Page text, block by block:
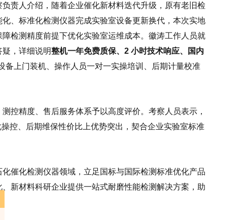
责人介绍，随着企业催化新材料迭代升级，原有老旧检
、标准化检测仪器完成实验室设备更新换代，本次实地
检测精度前提下优化实验室运维成本。徽涛工作人员就
，详细说明整机一年免费质保、2 小时技术响应、国内
备上门装机、操作人员一对一实操培训、后期计量校准
控精度、售后服务体系予以高度评价。考察人员表示，
控、后期维保性价比上优势突出，契合企业实验室标准
催化检测仪器领域，立足国标与国际检测标准优化产品
新材料科研企业提供一站式耐磨性能检测解决方案，助